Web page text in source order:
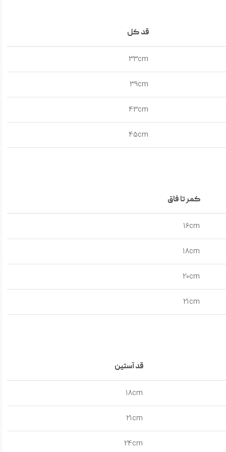
قد کل
33cm
39cm
43cm
45cm
کمر تا فاق
16cm
18cm
20cm
21cm
قد آستین
18cm
21cm
24cm